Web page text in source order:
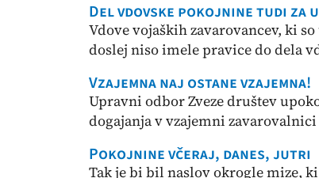
Del vdovske pokojnine tudi za
Vdove vojaških zavarovancev, ki
doslej niso imele pravice do dela
Vzajemna naj ostane vzajemna!
Upravni odbor Zveze društev
dogajanja v vzajemni
Pokojnine včeraj, danes, jutri
Tak je bi bil naslov okrogle mize,